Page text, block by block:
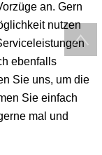
an. Gern
nutzen
ebenfalls
Sie uns, um die
Sie einfach
mal und